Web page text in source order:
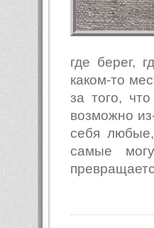
где берег,
каком-то
за того,
возможно
себя
самые